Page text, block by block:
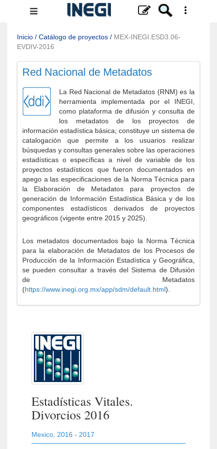
Menú
navegación
Inicio / Catálogo de proyectos / MEX-INEGI.ESD3.06-
EVDIV-2016
Red Nacional de Metadatos
La Red Nacional de Metadatos (RNM) es la
herramienta implementada por el INEGI,
como plataforma de difusión y consulta de
los metadatos de los proyectos de
información estadística básica; constituye un sistema de
catalogación que permite a los usuarios realizar
búsquedas y consultas generales sobre las operaciones
estadísticas o específicas a nivel de variable de los
proyectos estadísticos que fueron documentados en
apego a las especificaciones de la Norma Técnica para
la Elaboración de Metadatos para proyectos de
generación de Información Estadística Básica y de los
componentes estadísticos derivados de proyectos
geográficos (vigente entre 2015 y 2025).
Los metadatos documentados bajo la Norma Técnica
para la elaboración de Metadatos de los Procesos de
Producción de la Información Estadística y Geográfica,
se pueden consultar a través del Sistema de Difusión
de Metadatos
(https://www.inegi.org.mx/app/sdm/default.html).
Estadísticas Vitales.
Divorcios 2016
Mexico 2016 - 2017